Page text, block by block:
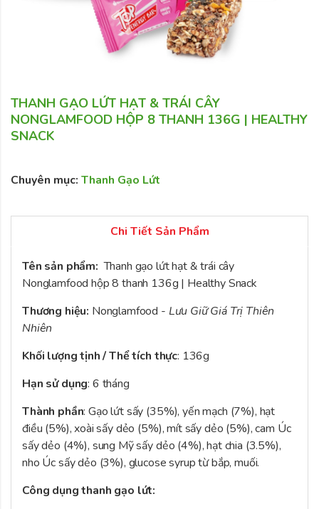
THANH GẠO LỨT HẠT & TRÁI CÂY
NONGLAMFOOD HỘP 8 THANH 136G | HEALTHY
SNACK
Chuyên mục: Thanh Gạo Lứt
Chi Tiết Sản Phẩm
Tên sản phẩm: Thanh gạo lứt hạt & trái cây
Nonglamfood hộp 8 thanh 136g | Healthy Snack
Thương hiệu: Nonglamfood - Lưu Giữ Giá Trị Thiên
Nhiên
Khối lượng tịnh / Thể tích thực: 136g
Hạn sử dụng: 6 tháng
Thành phần: Gạo lứt sấy (35%), yến mạch (7%), hạt
điều (5%), xoài sấy dẻo (5%), mít sấy dẻo (5%), cam Úc
sấy dẻo (4%), sung Mỹ sấy dẻo (4%), hạt chia (3.5%),
nho Úc sấy dẻo (3%), glucose syrup từ bắp, muối.
Công dụng thanh gạo lứt: